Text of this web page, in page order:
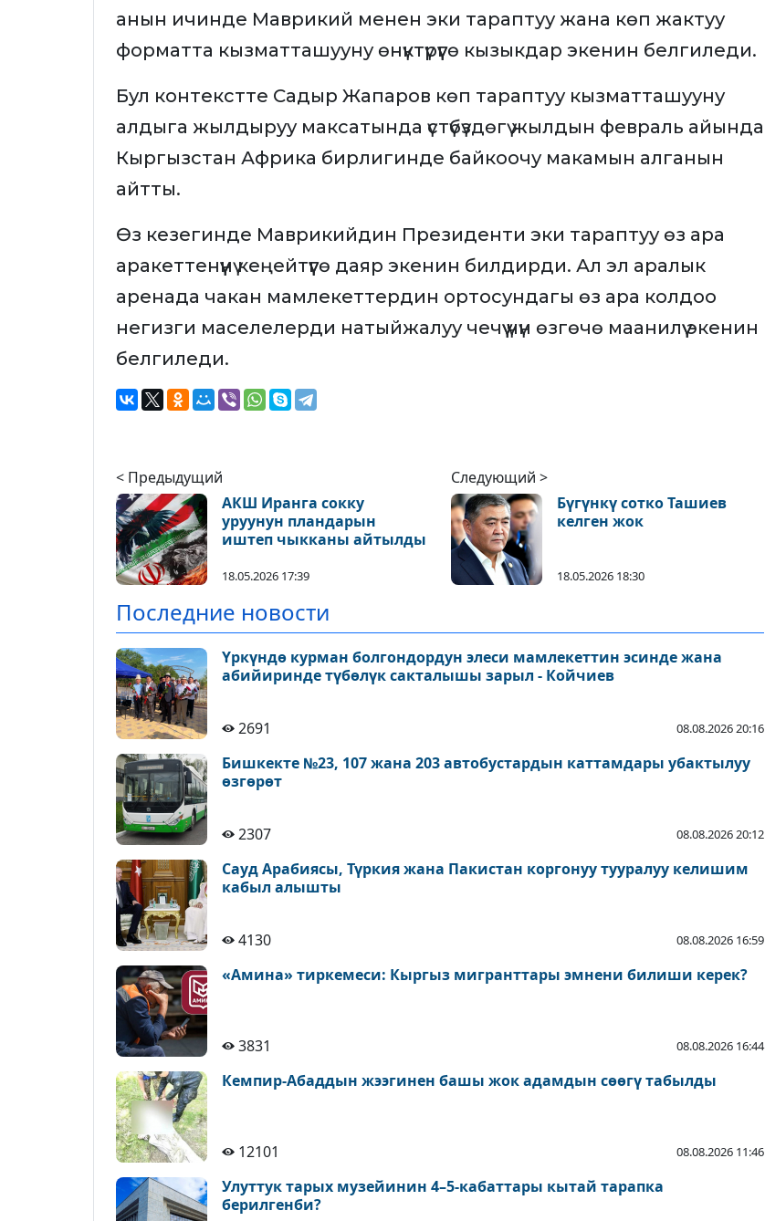
анын ичинде Маврикий менен эки тараптуу жана көп жактуу
форматта кызматташууну өнүктүрүүгө кызыкдар экенин белгиледи.
Бул контекстте Садыр Жапаров көп тараптуу кызматташууну
алдыга жылдыруу максатында үстүбүздөгү жылдын февраль айында
Кыргызстан Африка бирлигинде байкоочу макамын алганын
айтты.
Өз кезегинде Маврикийдин Президенти эки тараптуу өз ара
аракеттенүүнү кеңейтүүгө даяр экенин билдирди. Ал эл аралык
аренада чакан мамлекеттердин ортосундагы өз ара колдоо
негизги маселелерди натыйжалуу чечүү үчүн өзгөчө маанилүү экенин
белгиледи.
< Предыдущий
АКШ Иранга сокку
уруунун пландарын
иштеп чыкканы айтылды
18.05.2026 17:39
Следующий >
Бүгүнкү сотко Ташиев
келген жок
18.05.2026 18:30
Последние новости
Үркүндө курман болгондордун элеси мамлекеттин эсинде жана
абийиринде түбөлүк сакталышы зарыл - Койчиев
2691 08.08.2026 20:16
Бишкекте №23, 107 жана 203 автобустардын каттамдары убактылуу
өзгөрөт
2307 08.08.2026 20:12
Сауд Арабиясы, Түркия жана Пакистан коргонуу тууралуу келишим
кабыл алышты
4130 08.08.2026 16:59
«Амина» тиркемеси: Кыргыз мигранттары эмнени билиши керек?
3831 08.08.2026 16:44
Кемпир-Абаддын жээгинен башы жок адамдын сөөгү табылды
12101 08.08.2026 11:46
Улуттук тарых музейинин 4–5-кабаттары кытай тарапка
берилгенби?